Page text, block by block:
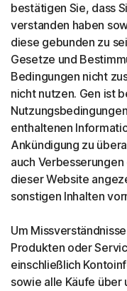
bestätigen Sie, dass
verstanden haben
diese gebunden zu
Gesetze und
Bedingungen nicht
nicht nutzen. Gen ist
enthaltenen
Ankündigung zu
auch
dieser Website
sonstigen Inhalten
Um
Produkten oder
einschließlich
sowie alle Käufe über